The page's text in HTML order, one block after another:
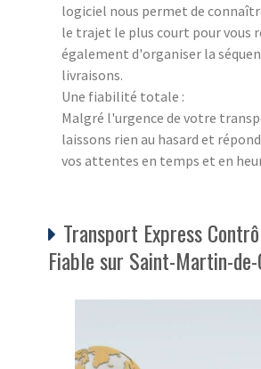
logiciel nous permet de
le trajet le plus court pour vous
également d'organiser la
livraisons.
Une fiabilité totale :
Malgré l'urgence de votre
laissons rien au hasard et
vos attentes en temps et en
Transport Express
Fiable sur Saint-Martin-